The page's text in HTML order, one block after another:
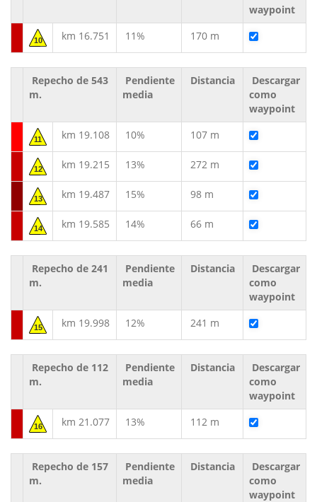
waypoint
10 km 16.751 11% 170 m
Repecho de 543
m.
Pendiente
media
Distancia
Descargar
como
waypoint
11 km 19.108 10% 107 m
12 km 19.215 13% 272 m
13 km 19.487 15% 98 m
14 km 19.585 14% 66 m
Repecho de 241
m.
Pendiente
media
Distancia
Descargar
como
waypoint
15 km 19.998 12% 241 m
Repecho de 112
m.
Pendiente
media
Distancia
Descargar
como
waypoint
16 km 21.077 13% 112 m
Repecho de 157
m.
Pendiente
media
Distancia
Descargar
como
waypoint